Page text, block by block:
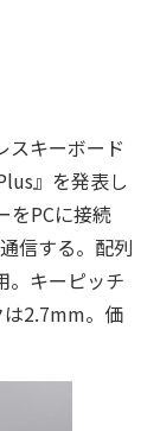
スキーボード
』を発表し
をPCに接続
信する。配列
。キーピッチ
2.7mm。価